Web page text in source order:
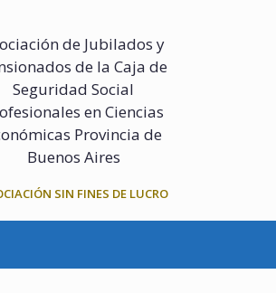
de Jubilados y
de la Caja de
Seguridad Social
en Ciencias
Provincia de
Buenos Aires
SIN FINES DE LUCRO